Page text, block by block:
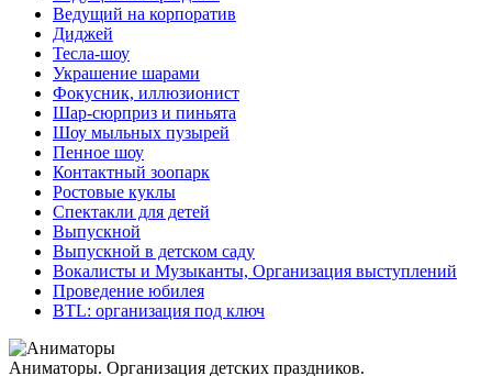
Ведущий на корпоратив
Диджей
Тесла-шоу
Украшение шарами
Фокусник, иллюзионист
Шар-сюрприз и пиньята
Шоу мыльных пузырей
Пенное шоу
Контактный зоопарк
Ростовые куклы
Спектакли для детей
Выпускной
Выпускной в детском саду
Вокалисты и Музыканты, Организация выступлений
Проведение юбилея
BTL: организация под ключ
Аниматоры. Организация детских праздников.